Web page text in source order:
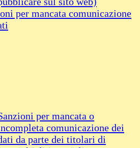
per mancata comunicazione
per mancata o
comunicazione dei
da parte dei titolari di